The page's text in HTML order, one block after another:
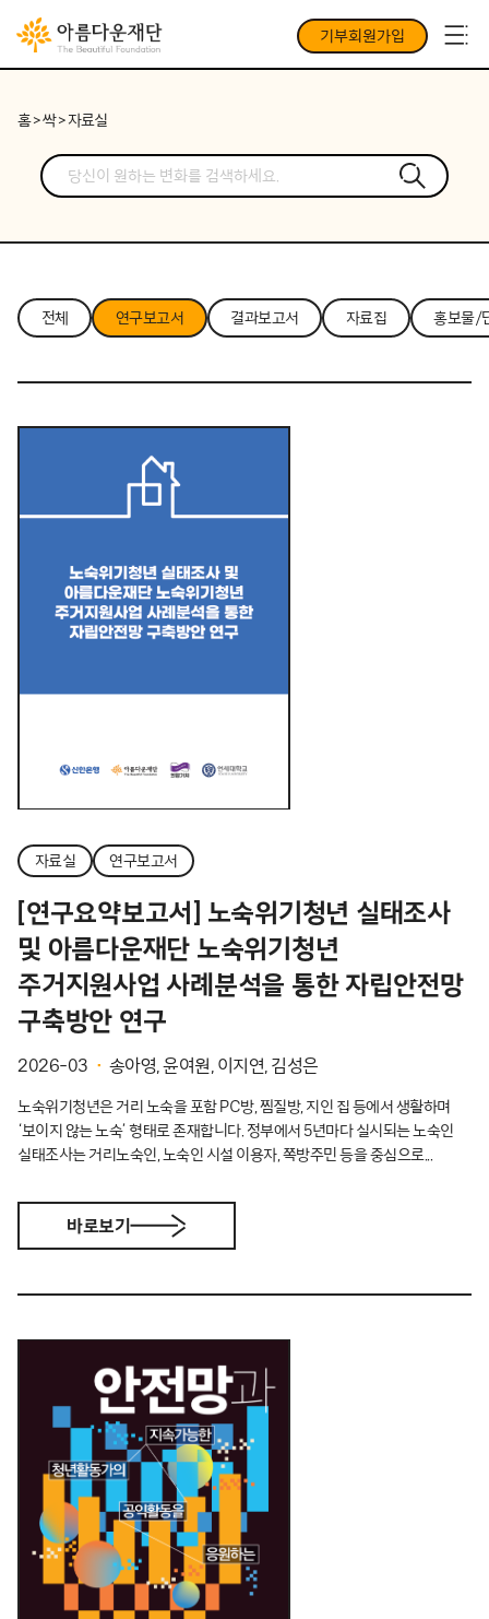
기부회원가입
홈>싹>자료실
전체 연구보고서 결과보고서 자료집 홍보물/
자료실 연구보고서
[연구요약보고서] 노숙위기청년 실태조사
및 아름다운재단 노숙위기청년
주거지원사업 사례분석을 통한 자립안전망
구축방안 연구
2026-03 송아영, 윤여원, 이지연, 김성은
노숙위기청년은 거리 노숙을 포함 PC방, 찜질방, 지인 집 등에서 생활하며
‘보이지 않는 노숙’ 형태로 존재합니다. 정부에서 5년마다 실시되는 노숙인
실태조사는 거리노숙인, 노숙인 시설 이용자, 쪽방주민 등을 중심으로...
바로보기